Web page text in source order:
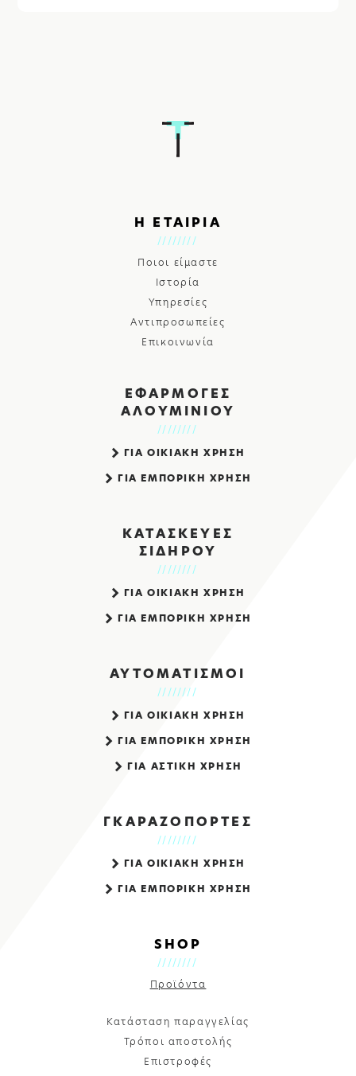
Η ΕΤΑΙΡΙΑ
Ποιοι είμαστε
Ιστορία
Υπηρεσίες
Αντιπροσωπείες
Επικοινωνία
ΕΦΑΡΜΟΓΕΣ
ΑΛΟΥΜΙΝΙΟΥ
ΓΙΑ ΟΙΚΙΑΚΗ ΧΡΗΣΗ
ΓΙΑ ΕΜΠΟΡΙΚΗ ΧΡΗΣΗ
ΚΑΤΑΣΚΕΥΕΣ
ΣΙΔΗΡΟΥ
ΓΙΑ ΟΙΚΙΑΚΗ ΧΡΗΣΗ
ΓΙΑ ΕΜΠΟΡΙΚΗ ΧΡΗΣΗ
ΑΥΤΟΜΑΤΙΣΜΟΙ
ΓΙΑ ΟΙΚΙΑΚΗ ΧΡΗΣΗ
ΓΙΑ ΕΜΠΟΡΙΚΗ ΧΡΗΣΗ
ΓΙΑ ΑΣΤΙΚΗ ΧΡΗΣΗ
ΓΚΑΡΑΖΟΠΟΡΤΕΣ
ΓΙΑ ΟΙΚΙΑΚΗ ΧΡΗΣΗ
ΓΙΑ ΕΜΠΟΡΙΚΗ ΧΡΗΣΗ
SHOP
Προϊόντα
Κατάσταση παραγγελίας
Τρόποι αποστολής
Επιστροφές